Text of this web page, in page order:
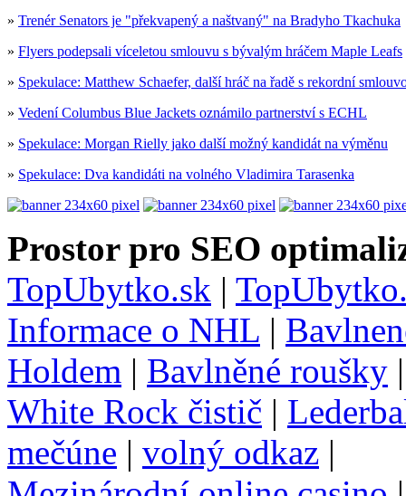
» Trenér Senators je "překvapený a naštvaný" na Bradyho Tkachuka
» Flyers podepsali víceletou smlouvu s bývalým hráčem Maple Leafs
» Spekulace: Matthew Schaefer, další hráč na řadě s rekordní
» Vedení Columbus Blue Jackets oznámilo partnerství s ECHL
» Spekulace: Morgan Rielly jako další možný kandidát na výměnu
» Spekulace: Dva kandidáti na volného Vladimira Tarasenka
Prostor pro SEO
TopUbytko.sk |
Informace o NHL |
Holdem | Bavlněné roušky
White Rock čistič |
mečúne | volný odkaz |